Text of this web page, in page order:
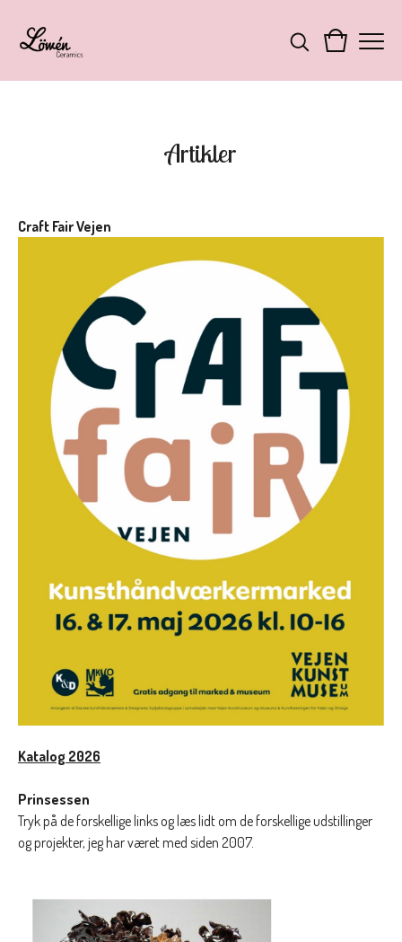
Artikler
Craft Fair Vejen
Katalog 2026
Prinsessen
Tryk på de forskellige links og læs lidt om de forskellige udstillinger
og projekter, jeg har været med siden 2007.